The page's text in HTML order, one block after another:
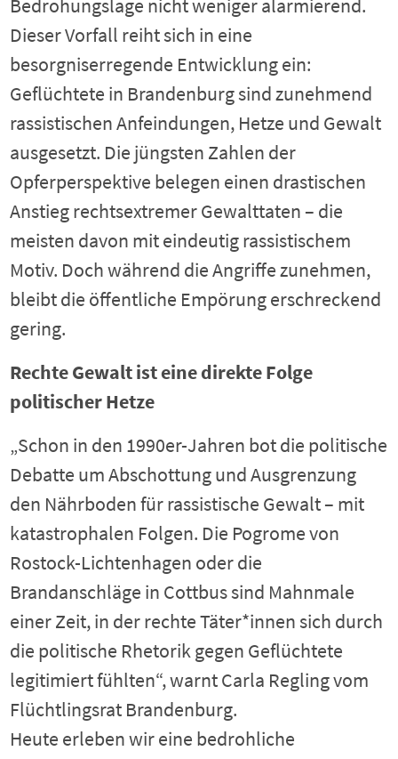
Bedrohungslage nicht weniger alarmierend.
Dieser Vorfall reiht sich in eine
besorgniserregende Entwicklung ein:
Geflüchtete in Brandenburg sind zunehmend
rassistischen Anfeindungen, Hetze und Gewalt
ausgesetzt. Die jüngsten Zahlen der
Opferperspektive belegen einen drastischen
Anstieg rechtsextremer Gewalttaten – die
meisten davon mit eindeutig rassistischem
Motiv. Doch während die Angriffe zunehmen,
bleibt die öffentliche Empörung erschreckend
gering.
Rechte Gewalt ist eine direkte Folge
politischer Hetze
„Schon in den 1990er-Jahren bot die politische
Debatte um Abschottung und Ausgrenzung
den Nährboden für rassistische Gewalt – mit
katastrophalen Folgen. Die Pogrome von
Rostock-Lichtenhagen oder die
Brandanschläge in Cottbus sind Mahnmale
einer Zeit, in der rechte Täter*innen sich durch
die politische Rhetorik gegen Geflüchtete
legitimiert fühlten“, warnt Carla Regling vom
Flüchtlingsrat Brandenburg.
Heute erleben wir eine bedrohliche